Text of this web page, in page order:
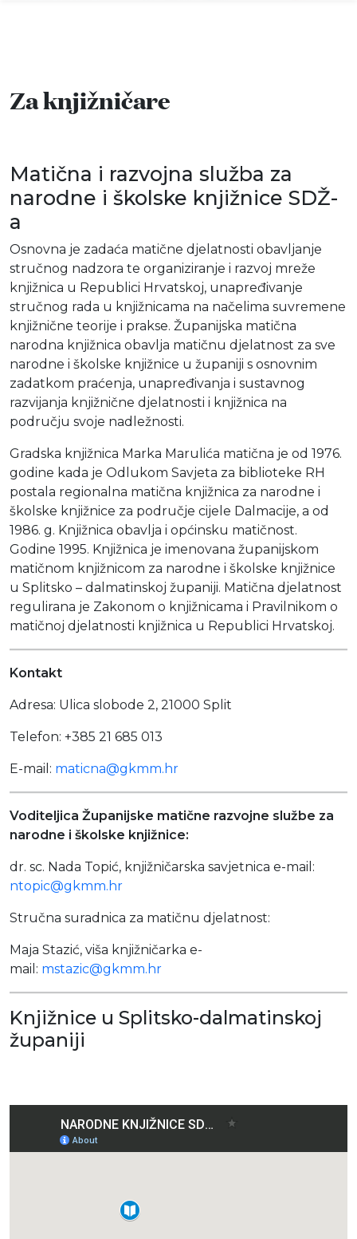
Događaji
Recenzije
Projekti
Katalog
Pretraga
Moj GKMM
English
Za knjižničare
Matična i razvojna služba za
narodne i školske knjižnice SDŽ-
a
Osnovna je zadaća matične djelatnosti obavljanje
stručnog nadzora te organiziranje i razvoj mreže
knjižnica u Republici Hrvatskoj, unapređivanje
stručnog rada u knjižnicama na načelima suvremene
knjižnične teorije i prakse. Županijska matična
narodna knjižnica obavlja matičnu djelatnost za sve
narodne i školske knjižnice u županiji s osnovnim
zadatkom praćenja, unapređivanja i sustavnog
razvijanja knjižnične djelatnosti i knjižnica na
području svoje nadležnosti.
Gradska knjižnica Marka Marulića matična je od 1976.
godine kada je Odlukom Savjeta za biblioteke RH
postala regionalna matična knjižnica za narodne i
školske knjižnice za područje cijele Dalmacije, a od
1986. g. Knjižnica obavlja i općinsku matičnost.
Godine 1995. Knjižnica je imenovana županijskom
matičnom knjižnicom za narodne i školske knjižnice
u Splitsko – dalmatinskoj županiji. Matična djelatnost
regulirana je Zakonom o knjižnicama i Pravilnikom o
matičnoj djelatnosti knjižnica u Republici Hrvatskoj.
Kontakt
Adresa: Ulica slobode 2, 21000 Split
Telefon: +385 21 685 013
E-mail: maticna@gkmm.hr
Voditeljica Županijske matične razvojne službe za
narodne i školske knjižnice:
dr. sc. Nada Topić, knjižničarska savjetnica e-mail:
ntopic@gkmm.hr
Stručna suradnica za matičnu djelatnost:
Maja Stazić, viša knjižničarka e-
mail: mstazic@gkmm.hr
Knjižnice u Splitsko-dalmatinskoj
županiji